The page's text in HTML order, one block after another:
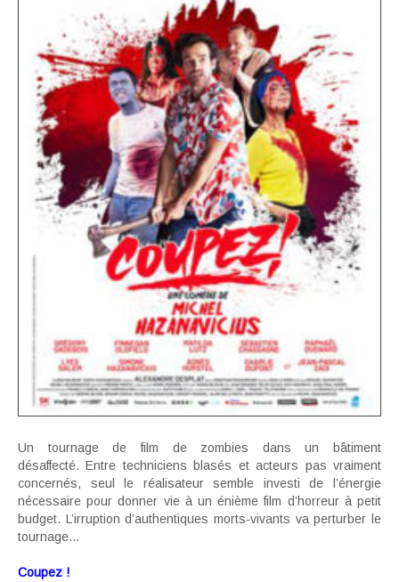
Un tournage de film de zombies dans un bâtiment
désaffecté. Entre techniciens blasés et acteurs pas vraiment
concernés, seul le réalisateur semble investi de l’énergie
nécessaire pour donner vie à un énième film d’horreur à petit
budget. L’irruption d’authentiques morts-vivants va perturber le
tournage…
Coupez !